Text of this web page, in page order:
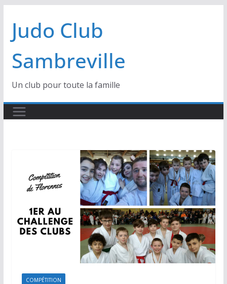
contenu
Judo Club
Sambreville
Un club pour toute la famille
COMPÉTITION